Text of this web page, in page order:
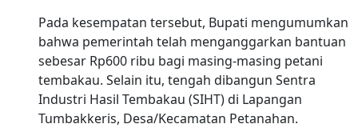
Pada kesempatan tersebut, Bupati mengumumkan
bahwa pemerintah telah menganggarkan bantuan
sebesar Rp600 ribu bagi masing-masing petani
tembakau. Selain itu, tengah dibangun Sentra
Industri Hasil Tembakau (SIHT) di Lapangan
Tumbakkeris, Desa/Kecamatan Petanahan.